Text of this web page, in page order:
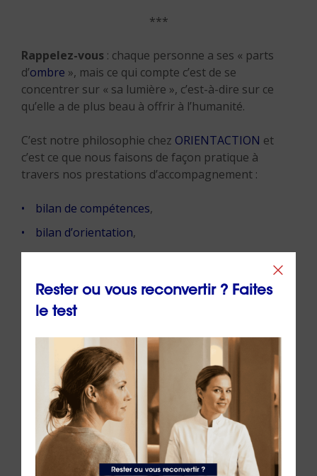
***
Rappelez-vous : chaque personne a ses « parts
d’ombre », mais ce qui compte c’est de se
concentrer sur « sa lumière », c’est-à-dire sur ce
qu’elle a de plus beau à offrir à l’humanité.
C’est notre philosophie chez ORIENTACTION et
c’est ce que nous faisons de façon pratique à
travers nos prestations d’accompagnement :
bilan de compétences,
bilan d’orientation,
outplacement,
VAE
formation
recrutement.
Révéler ce qu’il y a de meilleur chez les personnes
que nous accompagnons est notre métier !
Auteur : Dr Emeric Lebreton, cofondateur et
dirigeant du groupe ORIENTACTION (20/06/2024)
Rester ou vous reconvertir ? Faites
le test